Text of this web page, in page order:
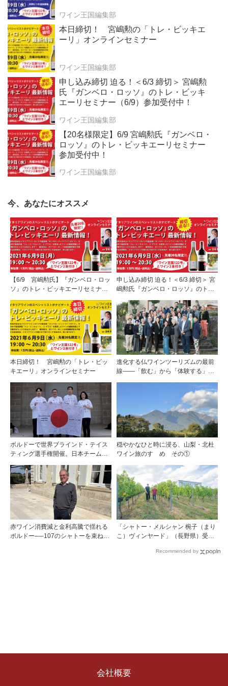
ワイン王国編集部
本日締切！ 宮嶋勲の「トレ・ビッキエ
ーリ」オンラインセミナー
ワイン王国編集部
申し込み締切 迫る！＜6/3 締切＞ 宮嶋勲
氏『ガンベロ・ロッソ』のトレ・ビッキ
エーリセミナー（6/9）参加受付中！
ワイン王国編集部
【20名様限定】6/9 宮嶋勲氏『ガンベロ・
ロッソ』のトレ・ビッキエーリセミナー
参加受付中！
ワイン王国編集部
今、あなたにオススメ
【6/9 宮嶋勲氏】『ガンベロ・ロッ
ソ』のトレ・ビッキエーリセミナー
申し込み締切 迫る！＜6/3 締切＞ 宮
嶋勲氏『ガンベロ・ロッソ』のト
加受付中！
本日締切！ 宮嶋勲の「トレ・ビッ
キエーリ」オンラインセミナー
進化する仏ワインツーリズムの最前
線――「飲む」から「体験する」プ
フランスのドメーヌグループ組織が
描く、五感で深掘りする次世代のテ
ボルドーで世界ブラインド・テイス
ティング選手権開催。日本チームが4
穏やかなひと時に浸る、山梨・北杜
ワイン旅のすゝめ その①
赤ワイン消費減と金利高騰で揺れる
ボルドー──107のシャトーを束ねる
「シャトー・メルシャン 椀子（まり
こ）ヴィンヤード」（長野県）受け
Recommended by
会社概要